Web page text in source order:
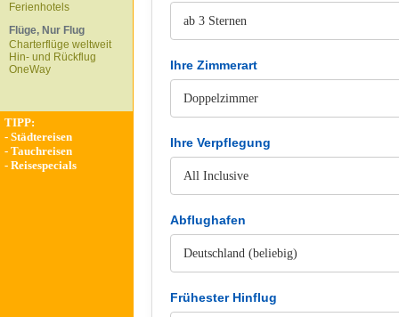
Ferienhotels
Flüge, Nur Flug
Charterflüge weltweit
Hin- und Rückflug
OneWay
TIPP:
- Städtereisen
- Tauchreisen
- Reisespecials
Ihre Zimmerart
Ihre Verpflegung
Abflughafen
Frühester Hinflug